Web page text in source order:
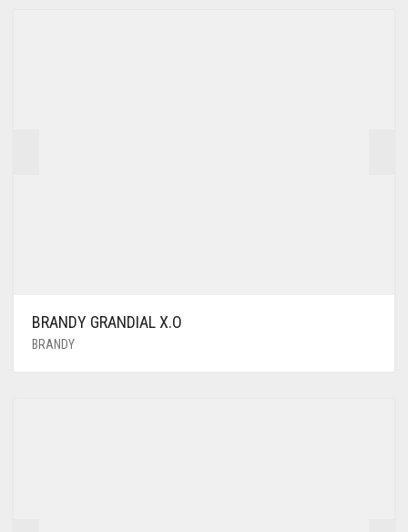
BRANDY GRANDIAL X.O
BRANDY